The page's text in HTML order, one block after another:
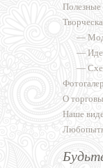
Полезные
—
—
—
О
Наше